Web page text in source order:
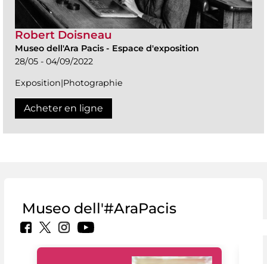
Robert Doisneau
Museo dell'Ara Pacis - Espace d'exposition
28/05 - 04/09/2022
Exposition|Photographie
Acheter en ligne
Museo dell'#AraPacis